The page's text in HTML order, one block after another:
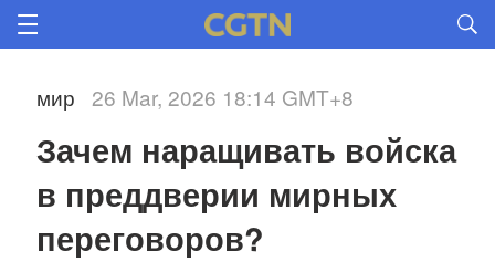
мир 26 Mar, 2026 18:14 GMT+8
Зачем наращивать войска
в преддверии мирных
переговоров?